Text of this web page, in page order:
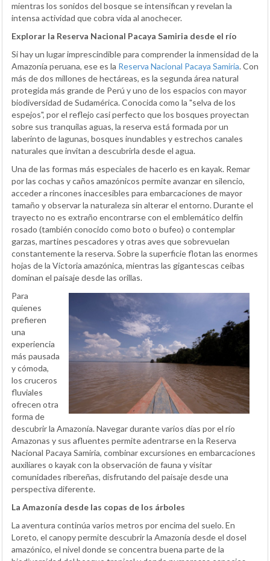
mientras los sonidos del bosque se intensifican y revelan la
intensa actividad que cobra vida al anochecer.
Explorar la Reserva Nacional Pacaya Samiria desde el río
Si hay un lugar imprescindible para comprender la inmensidad de la
Amazonía peruana, ese es la Reserva Nacional Pacaya Samiria. Con
más de dos millones de hectáreas, es la segunda área natural
protegida más grande de Perú y uno de los espacios con mayor
biodiversidad de Sudamérica. Conocida como la "selva de los
espejos", por el reflejo casi perfecto que los bosques proyectan
sobre sus tranquilas aguas, la reserva está formada por un
laberinto de lagunas, bosques inundables y estrechos canales
naturales que invitan a descubrirla desde el agua.
Una de las formas más especiales de hacerlo es en kayak. Remar
por las cochas y caños amazónicos permite avanzar en silencio,
acceder a rincones inaccesibles para embarcaciones de mayor
tamaño y observar la naturaleza sin alterar el entorno. Durante el
trayecto no es extraño encontrarse con el emblemático delfín
rosado (también conocido como boto o bufeo) o contemplar
garzas, martines pescadores y otras aves que sobrevuelan
constantemente la reserva. Sobre la superficie flotan las enormes
hojas de la Victoria amazónica, mientras las gigantescas ceibas
dominan el paisaje desde las orillas.
Para
quienes
prefieren
una
experiencia
más pausada
y cómoda,
los cruceros
fluviales
ofrecen otra
forma de
descubrir la Amazonía. Navegar durante varios días por el río
Amazonas y sus afluentes permite adentrarse en la Reserva
Nacional Pacaya Samiria, combinar excursiones en embarcaciones
auxiliares o kayak con la observación de fauna y visitar
comunidades ribereñas, disfrutando del paisaje desde una
perspectiva diferente.
La Amazonía desde las copas de los árboles
La aventura continúa varios metros por encima del suelo. En
Loreto, el canopy permite descubrir la Amazonía desde el dosel
amazónico, el nivel donde se concentra buena parte de la